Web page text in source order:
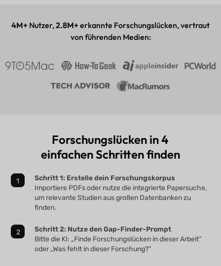
4M+ Nutzer,2.8M+ erkannte Forschungslücken, vertraut
von führenden Medien:
Forschungslücken in 4
einfachen Schritten finden
Schritt 1: Erstelle dein Forschungskorpus
Importiere PDFs oder nutze die integrierte Papersuche,
um relevante Studien aus großen Datenbanken zu
finden.
Schritt 2: Nutze den Gap-Finder-Prompt
Bitte die KI: „Finde Forschungslücken in dieser Arbeit“
oder „Was fehlt in dieser Forschung?“